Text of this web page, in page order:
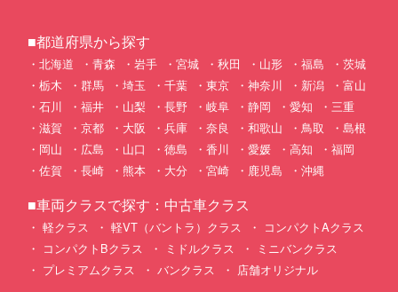
■都道府県から探す
北海道 青森 岩手 宮城 秋田 山形 福島
茨城
栃木
群馬 埼玉 千葉 東京 神奈川 新潟
富山
石川
福井 山梨 長野 岐阜 静岡 愛知
三重
滋賀
京都 大阪 兵庫 奈良 和歌山 鳥取
島根
岡山
広島 山口 徳島 香川 愛媛 高知
福岡
佐賀
長崎 熊本 大分 宮崎 鹿児島 沖縄
■車両クラスで探す：中古車クラス
軽クラス 軽VT（バントラ）クラス
コンパクトAクラス
コンパクトBクラス
ミドルクラス
ミニバンクラス
プレミアムクラス
バンクラス 店舗オリジナル